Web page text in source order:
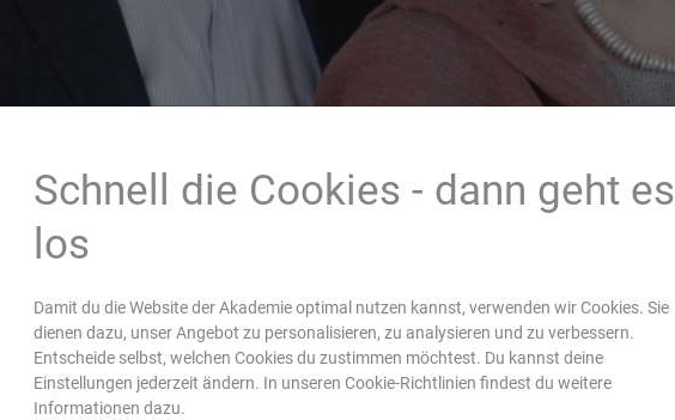
Schnell die Cookies - dann geht es
los
Damit du die Website der Akademie optimal nutzen kannst, verwenden wir Cookies. Sie
dienen dazu, unser Angebot zu personalisieren, zu analysieren und zu verbessern.
Entscheide selbst, welchen Cookies du zustimmen möchtest. Du kannst deine
Einstellungen jederzeit ändern. In unseren Cookie-Richtlinien findest du weitere
Informationen dazu.